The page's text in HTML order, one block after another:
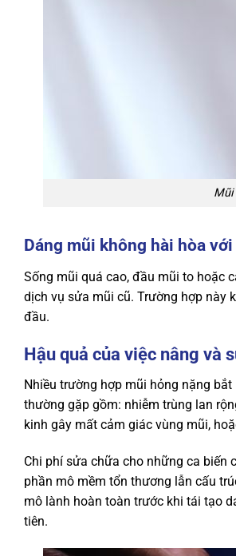
Mũi
Dáng mũi không hài hòa
Sống mũi quá cao, đầu mũi to hoặc
dịch vụ sửa mũi cũ. Trường hợp này
đầu.
Hậu quả của việc nâng và
Nhiều trường hợp mũi hỏng nặng
thường gặp gồm: nhiễm trùng lan
kinh gây mất cảm giác vùng mũi,
Chi phí sửa chữa cho những ca biến
phần mô mềm tổn thương lẫn cấu
mô lành hoàn toàn trước khi tái tạo
tiên.